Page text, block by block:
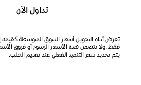
تداول الآن
تعرض أداة التحويل أسعار السوق المتوسطة كقيمة
فقط، ولا تتضمن هذه الأسعار الرسوم أو فروق
يتم تحديد سعر التنفيذ الفعلي عند تقديم الطلب.